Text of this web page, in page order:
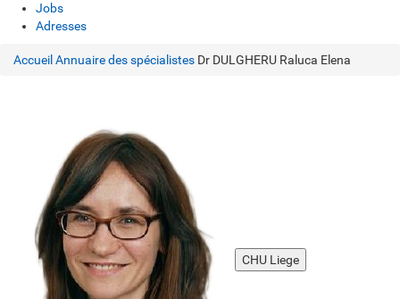
Jobs
Adresses
Accueil Annuaire des spécialistes Dr DULGHERU Raluca Elena
CHU Liege